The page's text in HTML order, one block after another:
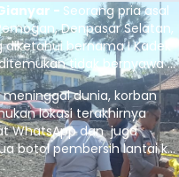
- Seorang pria asal
Denpasar Selatan,
diketahui bernama I Kadek
tidak bernyawa di
Sukawati.
dunia, korban
lokasi terakhirnya
WhatsApp dan juga
botol pembersih lantai ke